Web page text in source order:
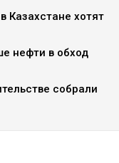
Казахстане хотят
нефти в обход
собрали